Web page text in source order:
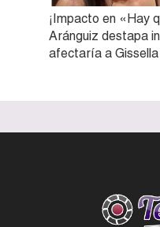
¡Impacto en «Hay
Aránguiz destapa
afectaría a